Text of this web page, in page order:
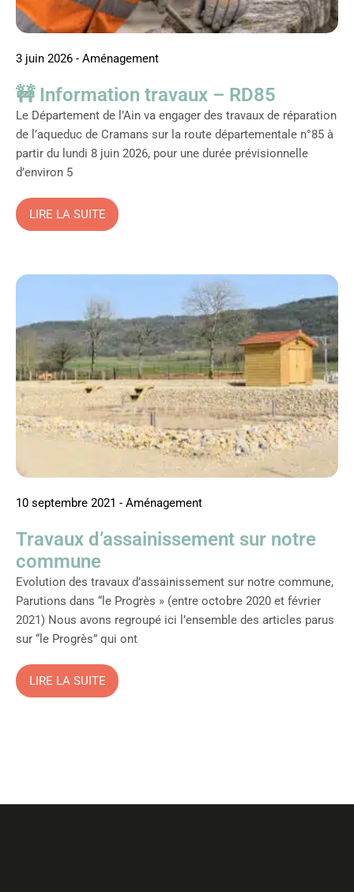
3 juin 2026 - Aménagement
🚧 Information travaux – RD85
Le Département de l’Ain va engager des travaux de réparation
de l’aqueduc de Cramans sur la route départementale n°85 à
partir du lundi 8 juin 2026, pour une durée prévisionnelle
d’environ 5
LIRE LA SUITE
10 septembre 2021 - Aménagement
Travaux d’assainissement sur notre
commune
Evolution des travaux d’assainissement sur notre commune,
Parutions dans “le Progrès » (entre octobre 2020 et février
2021) Nous avons regroupé ici l’ensemble des articles parus
sur “le Progrès” qui ont
LIRE LA SUITE